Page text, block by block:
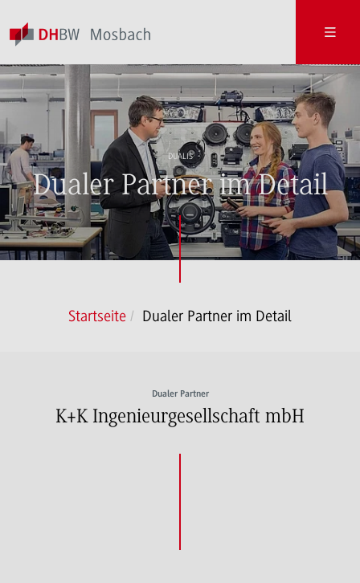
DUALIS
Dualer Partner im Detail
Startseite Dualer Partner im Detail
Dualer Partner
K+K Ingenieurgesellschaft mbH